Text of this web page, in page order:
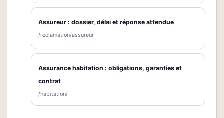
Assureur : dossier, délai et réponse attendue
/reclamation/assureur
Assurance habitation : obligations, garanties et
contrat
/habitation/